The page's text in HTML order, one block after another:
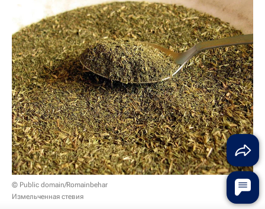
© Public domain/Romainbehar
Измельченная стевия